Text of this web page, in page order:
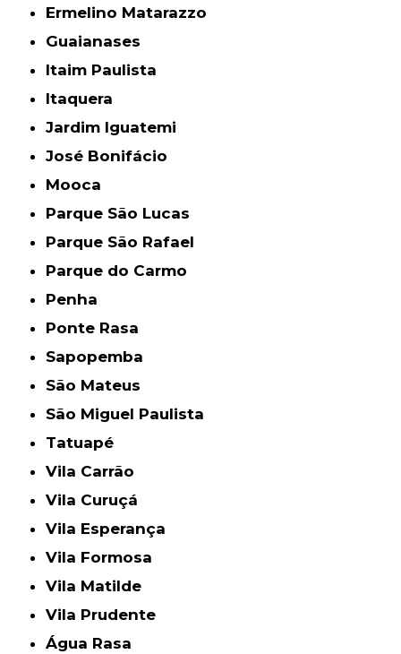
Ermelino Matarazzo
Guaianases
Itaim Paulista
Itaquera
Jardim Iguatemi
José Bonifácio
Mooca
Parque São Lucas
Parque São Rafael
Parque do Carmo
Penha
Ponte Rasa
Sapopemba
São Mateus
São Miguel Paulista
Tatuapé
Vila Carrão
Vila Curuçá
Vila Esperança
Vila Formosa
Vila Matilde
Vila Prudente
Água Rasa